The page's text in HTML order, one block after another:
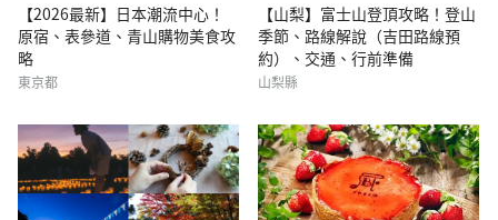
【2026最新】日本潮流中心！
原宿、表參道、青山購物美食攻
略
東京都
【山梨】富士山登頂攻略！登山
季節、路線解說（吉田路線預
約）、交通、行前準備
山梨縣